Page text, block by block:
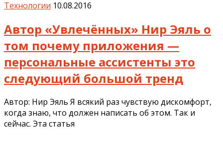
Технологии 10.08.2016
Автор «Увлечённых» Нир Эяль о
том почему приложения —
персональные ассистенты это
следующий большой тренд
Автор: Нир Эяль Я всякий раз чувствую дискомфорт,
когда знаю, что должен написать об этом. Так и
сейчас. Эта статья